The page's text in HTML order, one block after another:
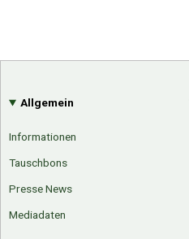
Allgemein
Informationen
Tauschbons
Presse News
Mediadaten